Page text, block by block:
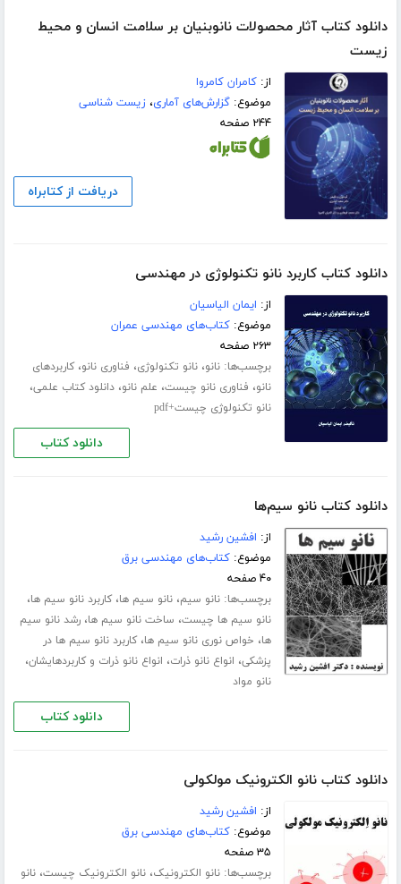
دانلود کتاب آثار محصولات نانوبنیان بر سلامت انسان و محیط
زیست
از:کامران کامروا
موضوع:گزارش‌های آماری،زیست شناسی
۲۴۴ صفحه
دریافت از کتابراه
دانلود کتاب کاربرد نانو تکنولوژی در مهندسی
از: ایمان الیاسیان
موضوع:کتاب‌های مهندسی عمران
۲۶۳ صفحه
برچسب‌ها:نانو،نانو تکنولوژی، فناوری نانو،کاربردهای
نانو، فناوری نانو چیست، علم نانو،دانلود کتاب علمی،
نانو تکنولوژی چیست+pdf
دانلود کتاب
دانلود کتاب نانو سیم‌ها
از: افشین رشید
موضوع:کتاب‌های مهندسی برق
۴۰ صفحه
برچسب‌ها:نانو سیم،نانو سیم ها،کاربرد نانو سیم ها،
نانو سیم ها چیست، ساخت نانو سیم ها،رشد نانو سیم
ها، خواص نوری نانو سیم ها،کاربرد نانو سیم ها در
پزشکی، انواع نانو ذرات، انواع نانو ذرات و کاربردهایشان،
نانو مواد
دانلود کتاب
دانلود کتاب نانو الکترونیک مولکولی
از: افشین رشید
موضوع:کتاب‌های مهندسی برق
۳۵ صفحه
برچسب‌ها:نانو الکترونیک،نانو الکترونیک چیست،نانو